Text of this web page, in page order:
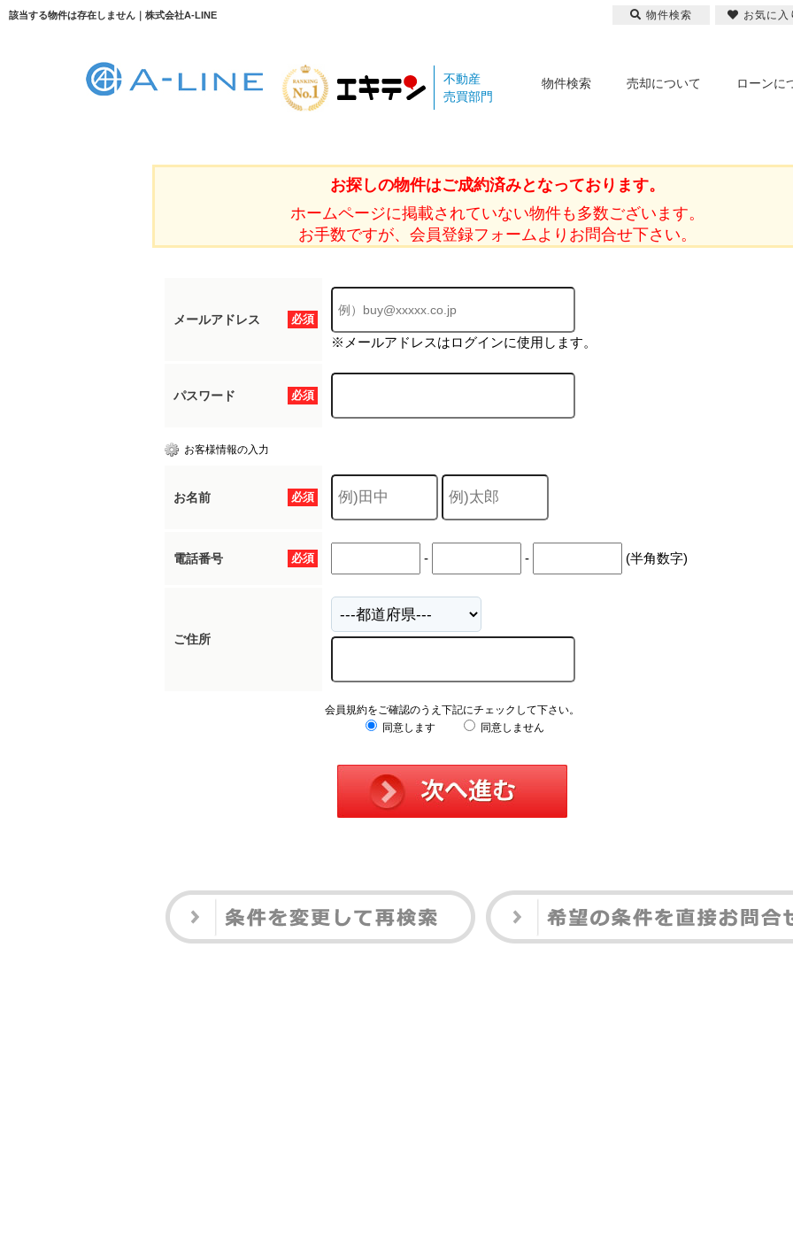
該当する物件は存在しません｜株式会社A-LINE
不動産
売買部門
物件検索 売却について ローンに
お探しの物件はご成約済みとなっております。
ホームページに掲載されていない物件も多数ございます。
お手数ですが、会員登録フォームよりお問合せ下さい。
必須
メールアドレス
※メールアドレスはログインに使用します。
必須
パスワード
お客様情報の入力
必須
お名前
必須
電話番号 - - (半角数字)
ご住所
会員規約をご確認のうえ下記にチェックして下さい。
同意します
同意しません
物件検索 お気に入